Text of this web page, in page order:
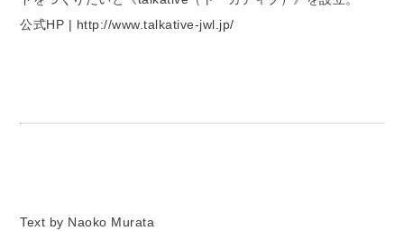
公式HP | http://www.talkative-jwl.jp/
Text by Naoko Murata